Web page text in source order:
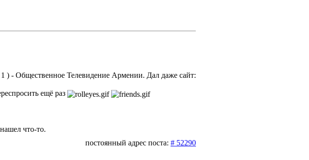
- Общественное Телевидение Армении. Дал даже сайт:
ещё раз
что-то.
постоянный адрес поста: # 52290